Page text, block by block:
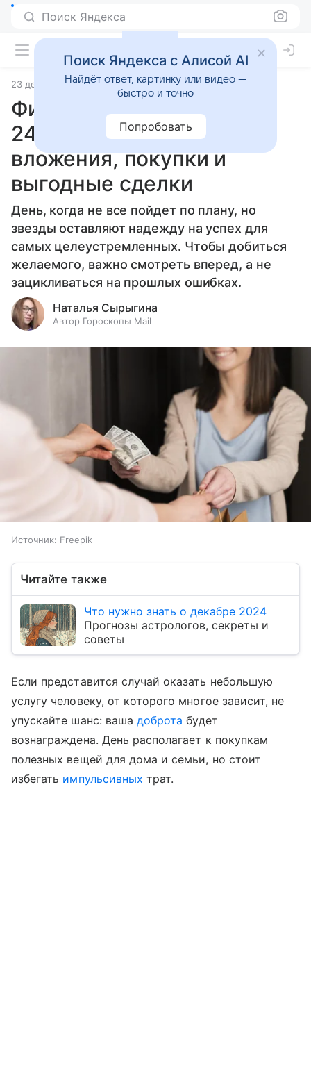
Поиск Яндекса
23 декабря 2024 Статьи
Финансовый гороскоп на
24 декабря 2024 года:
вложения, покупки и
выгодные сделки
День, когда не все пойдет по плану, но
звезды оставляют надежду на успех для
самых целеустремленных. Чтобы добиться
желаемого, важно смотреть вперед, а не
зацикливаться на прошлых ошибках.
Наталья Сырыгина
Автор Гороскопы Mail
Источник: Freepik
Читайте также
Что нужно знать о декабре 2024
Прогнозы астрологов, секреты и
советы
Если представится случай оказать небольшую
услугу человеку, от которого многое зависит, не
упускайте шанс: вашадоброта будет
вознаграждена. День располагает к покупкам
полезных вещей для дома и семьи, но стоит
избегать импульсивных трат.
Поиск Яндекса с Алисой AI
Найдёт ответ, картинку или видео —
быстро и точно
Попробовать